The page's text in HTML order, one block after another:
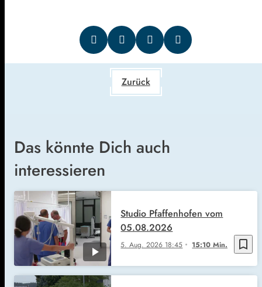
Zurück
Das könnte Dich auch
interessieren
bookmark_border
5. Aug. 2026 18:45 15:10 Min.
Studio Pfaffenhofen vom
05.08.2026